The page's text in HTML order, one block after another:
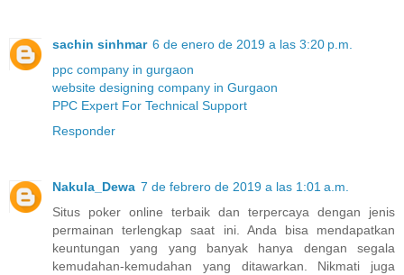
sachin sinhmar 6 de enero de 2019 a las 3:20 p.m.
ppc company in gurgaon
website designing company in Gurgaon
PPC Expert For Technical Support
Responder
Nakula_Dewa 7 de febrero de 2019 a las 1:01 a.m.
Situs poker online terbaik dan terpercaya dengan jenis
permainan terlengkap saat ini. Anda bisa mendapatkan
keuntungan yang yang banyak hanya dengan segala
kemudahan-kemudahan yang ditawarkan. Nikmati juga